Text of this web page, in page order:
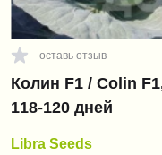
оставь отзыв
Колин F1 / Colin
118-120 дней
Libra Seeds